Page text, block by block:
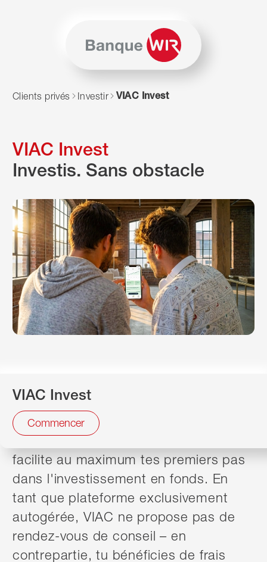
JavaScript est nécessaire pour naviguer sur ce site.
Clients privés Investir VIAC Invest
VIAC Invest
Investis. Sans obstacle
VIAC Invest
Commencer
très bas. Entièrement numérique.
VIAC, notre partenaire en matière
d'investissement et de prévoyance,
facilite au maximum tes premiers pas
dans l'investissement en fonds. En
tant que plateforme exclusivement
autogérée, VIAC ne propose pas de
rendez-vous de conseil – en
contrepartie, tu bénéficies de frais